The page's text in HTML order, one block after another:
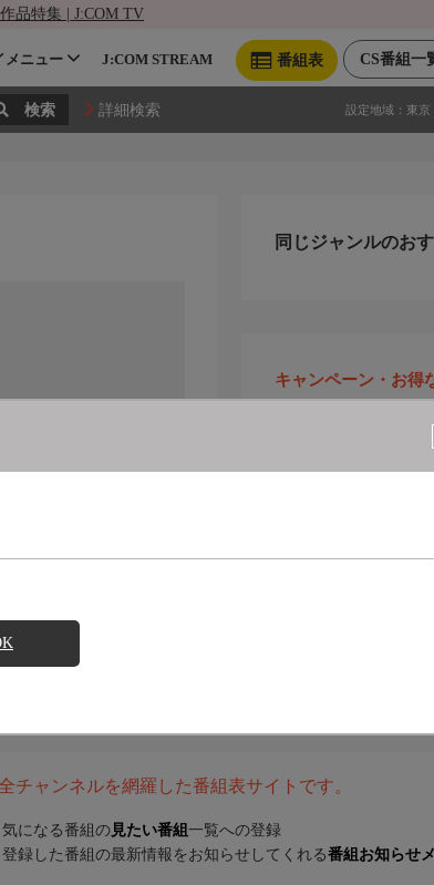
品特集 | J:COM TV
CS番組一
番組表
メニュー J:COM STREAM
詳細検索 設定地域： 東京
同じジャンルのお
キャンペーン・お得
チャンネルを網羅した番組表サイトです。
気になる番組の 見たい番組 一覧への登録
登録した番組の最新情報をお知らせしてくれる番組お知らせ